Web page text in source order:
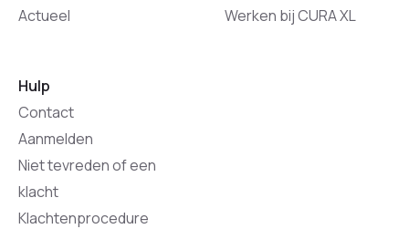
Actueel
Werken bij CURA XL
Hulp
Contact
Aanmelden
Niet tevreden of een
klacht
Klachtenprocedure